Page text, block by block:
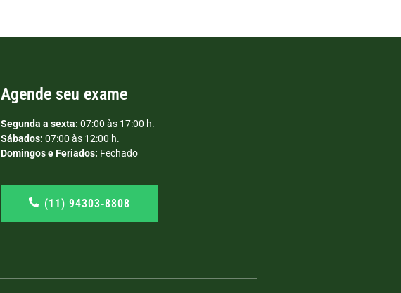
Agende seu exame
Segunda a sexta: 07:00 às 17:00 h.
Sábados: 07:00 às 12:00 h.
Domingos e Feriados: Fechado
(11) 94303‑8808